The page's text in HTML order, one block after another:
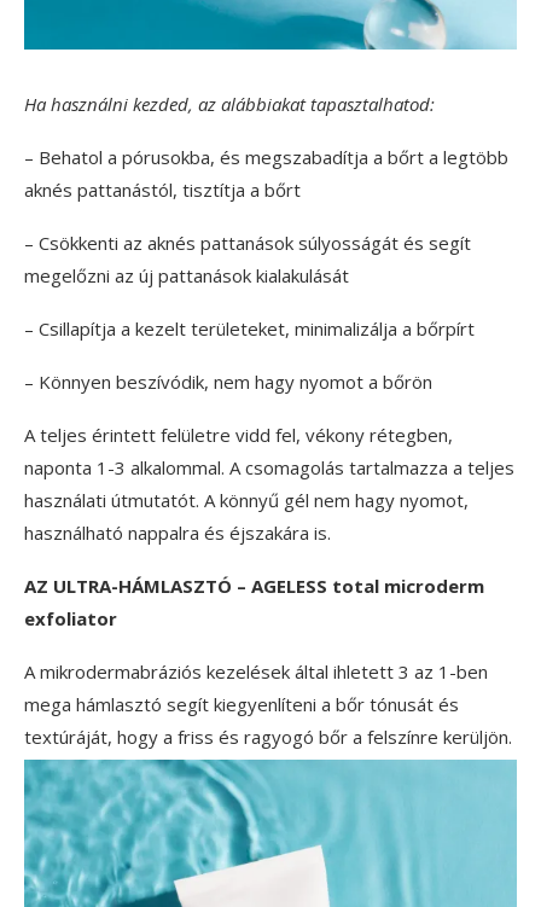
Ha használni kezded, az alábbiakat tapasztalhatod:
– Behatol a pórusokba, és megszabadítja a bőrt a legtöbb
aknés pattanástól, tisztítja a bőrt
– Csökkenti az aknés pattanások súlyosságát és segít
megelőzni az új pattanások kialakulását
– Csillapítja a kezelt területeket, minimalizálja a bőrpírt
– Könnyen beszívódik, nem hagy nyomot a bőrön
A teljes érintett felületre vidd fel, vékony rétegben,
naponta 1-3 alkalommal. A csomagolás tartalmazza a teljes
használati útmutatót. A könnyű gél nem hagy nyomot,
használható nappalra és éjszakára is.
AZ ULTRA-HÁMLASZTÓ – AGELESS total microderm
exfoliator
A mikrodermabráziós kezelések által ihletett 3 az 1-ben
mega hámlasztó segít kiegyenlíteni a bőr tónusát és
textúráját, hogy a friss és ragyogó bőr a felszínre kerüljön.